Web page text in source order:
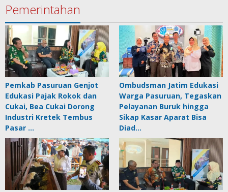
Pemerintahan
Pemkab Pasuruan Genjot
Edukasi Pajak Rokok dan
Cukai, Bea Cukai Dorong
Industri Kretek Tembus
Pasar …
Ombudsman Jatim Edukasi
Warga Pasuruan, Tegaskan
Pelayanan Buruk hingga
Sikap Kasar Aparat Bisa
Diad…